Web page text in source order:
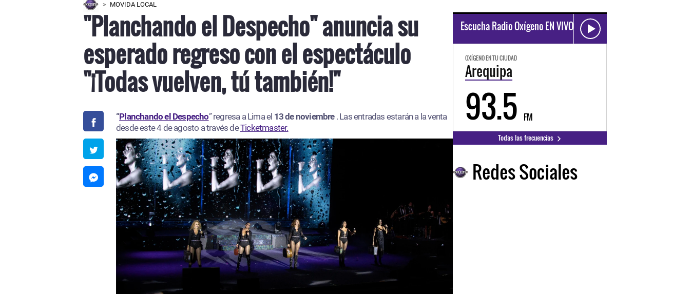
MOVIDA LOCAL
"Planchando el Despecho" anuncia su
esperado regreso con el espectáculo
"¡Todas vuelven, tú también!"
“Planchando el Despecho” regresa a Lima el 13 de noviembre . Las entradas estarán a la venta
desde este 4 de agosto a través deTicketmaster.
Escucha Radio Oxígeno EN VIVO
OXÍGENO EN TU CIUDAD
Arequipa
93.5 FM
Todas las frecuencias
Redes Sociales